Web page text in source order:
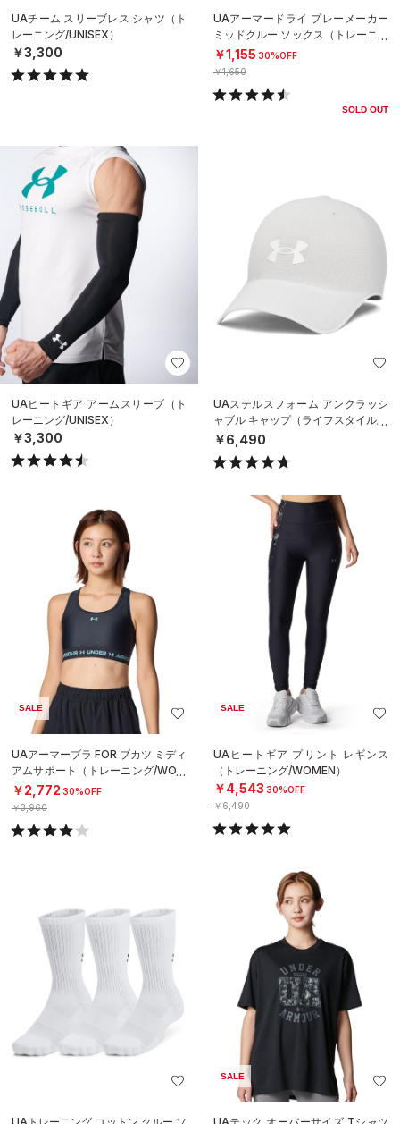
UAチーム スリーブレス シャツ（ト
レーニング/UNISEX）
￥3,300
UAアーマードライ プレーメーカー
ミッドクルー ソックス（トレーニン
グ/UNISEX）
￥1,155 30%OFF
￥1,650
SOLD OUT
UAヒートギア アームスリーブ（ト
レーニング/UNISEX）
￥3,300
UAステルスフォーム アンクラッシ
ャブル キャップ（ライフスタイル/U
NISEX）
￥6,490
SALE
UAアーマーブラ FOR ブカツ ミディ
アムサポート（トレーニング/WOM
EN）
￥2,772 30%OFF
￥3,960
SALE
UAヒートギア プリント レギンス
（トレーニング/WOMEN）
￥4,543 30%OFF
￥6,490
SALE